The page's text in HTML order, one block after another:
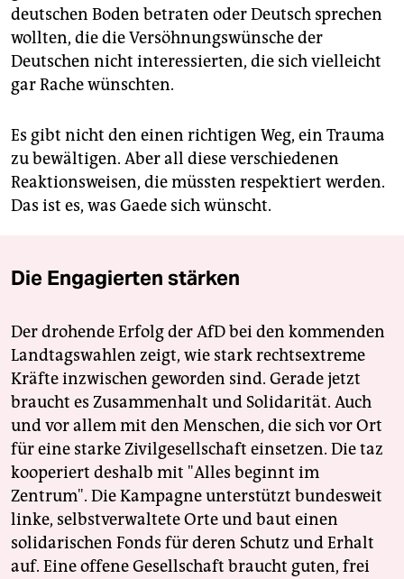
deutschen Boden betraten oder Deutsch sprechen
wollten, die die Versöhnungswünsche der
Deutschen nicht interessierten, die sich vielleicht
gar Rache wünschten.
Es gibt nicht den einen richtigen Weg, ein Trauma
zu bewältigen. Aber all diese verschiedenen
Reaktionsweisen, die müssten respektiert werden.
Das ist es, was Gaede sich wünscht.
Die Engagierten stärken
Der drohende Erfolg der AfD bei den kommenden
Landtagswahlen zeigt, wie stark rechtsextreme
Kräfte inzwischen geworden sind. Gerade jetzt
braucht es Zusammenhalt und Solidarität. Auch
und vor allem mit den Menschen, die sich vor Ort
für eine starke Zivilgesellschaft einsetzen. Die taz
kooperiert deshalb mit "Alles beginnt im
Zentrum". Die Kampagne unterstützt bundesweit
linke, selbstverwaltete Orte und baut einen
solidarischen Fonds für deren Schutz und Erhalt
auf. Eine offene Gesellschaft braucht guten, frei